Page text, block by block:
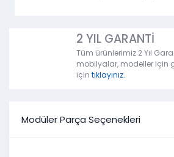
2 YIL GARANTİ
Tüm ürünlerimiz 2 Yıl
mobilyalar, modeller için
için tıklayınız.
Modüler Parça Seçenekleri